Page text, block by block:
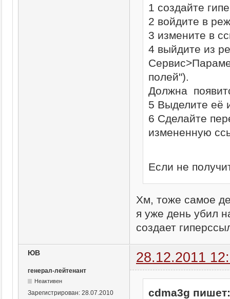
1 создайте
2 войдите в
3 измените в
4 выйдите из
полей").
Должна
5 Выделите её
6 Сделайте
измененную
Если не
Хм, тоже самое
я уже день убил
создает
ЮВ 28.12.2011
генерал-лейтенант
Неактивен
Зарегистрирован: 28.07.2010
cdma3g пишет: